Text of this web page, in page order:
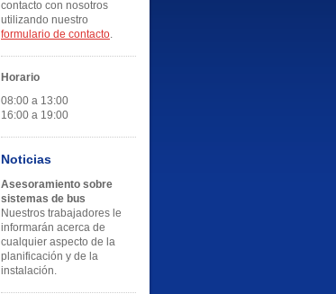
contacto con nosotros
utilizando nuestro
formulario de contacto.
Horario
08:00 a 13:00
16:00 a 19:00
Noticias
Asesoramiento sobre
sistemas de bus
Nuestros trabajadores le
informarán acerca de
cualquier aspecto de la
planificación y de la
instalación.